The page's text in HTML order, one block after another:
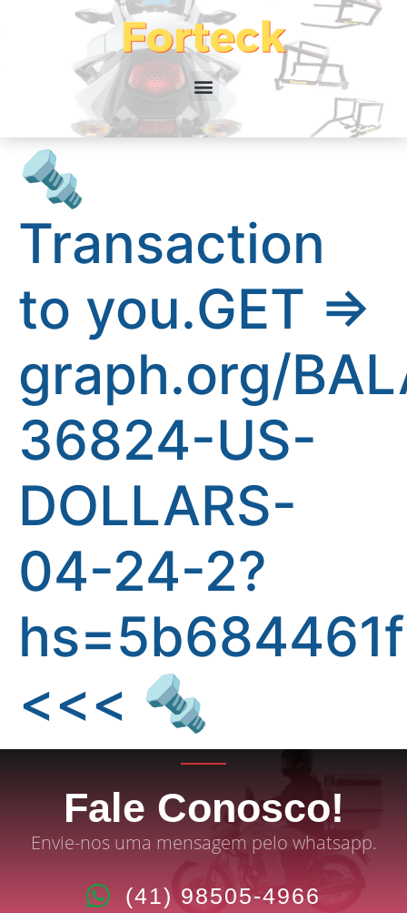
🔩
Transaction
to you.GET =>
graph.org/
36824-US-
DOLLARS-
04-24-2?
<<< 🔩
Fale Conosco!
Envie-nos uma mensagem pelo whatsapp.
(41) 98505-4966